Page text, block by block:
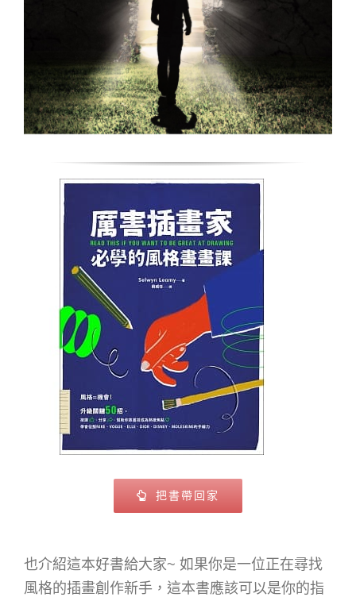
把書帶回家
也介紹這本好書給大家~ 如果你是一位正在尋找
風格的插畫創作新手，這本書應該可以是你的指